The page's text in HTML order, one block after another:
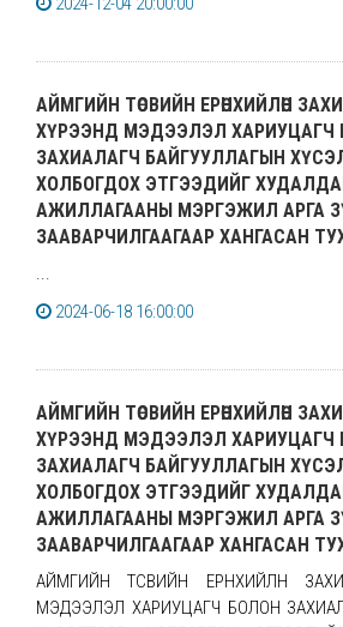
АЙМГИЙН ТӨСВИЙН ЕРӨНХИЙЛӨН
ХҮРЭЭНД МЭДЭЭЛЭЛ ХАРИУЦАГЧ
ЗАХИАЛАГЧ БАЙГУУЛЛАГЫН
ХОЛБОГДОХ ЭТГЭЭДИЙГ
АЖИЛЛАГААНЫ МЭРГЭЖИЛ АРГА ЗҮЙН
ЗААВАРЧИЛГААГААР ХАНГАСАН
...
2024-06-18 16:00:00
АЙМГИЙН ТӨСВИЙН ЕРӨНХИЙЛӨН
ХҮРЭЭНД МЭДЭЭЛЭЛ ХАРИУЦАГЧ
ЗАХИАЛАГЧ БАЙГУУЛЛАГЫН
ХОЛБОГДОХ ЭТГЭЭДИЙГ
АЖИЛЛАГААНЫ МЭРГЭЖИЛ АРГА ЗҮЙН
ЗААВАРЧИЛГААГААР ХАНГАСАН
АЙМГИЙН ТӨСВИЙН ЕРӨНХИЙЛӨН
МЭДЭЭЛЭЛ ХАРИУЦАГЧ БОЛОН